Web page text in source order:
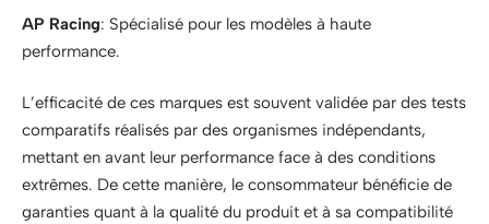
AP Racing: Spécialisé pour les modèles à haute
performance.
L’efficacité de ces marques est souvent validée par des tests
comparatifs réalisés par des organismes indépendants,
mettant en avant leur performance face à des conditions
extrêmes. De cette manière, le consommateur bénéficie de
garanties quant à la qualité du produit et à sa compatibilité